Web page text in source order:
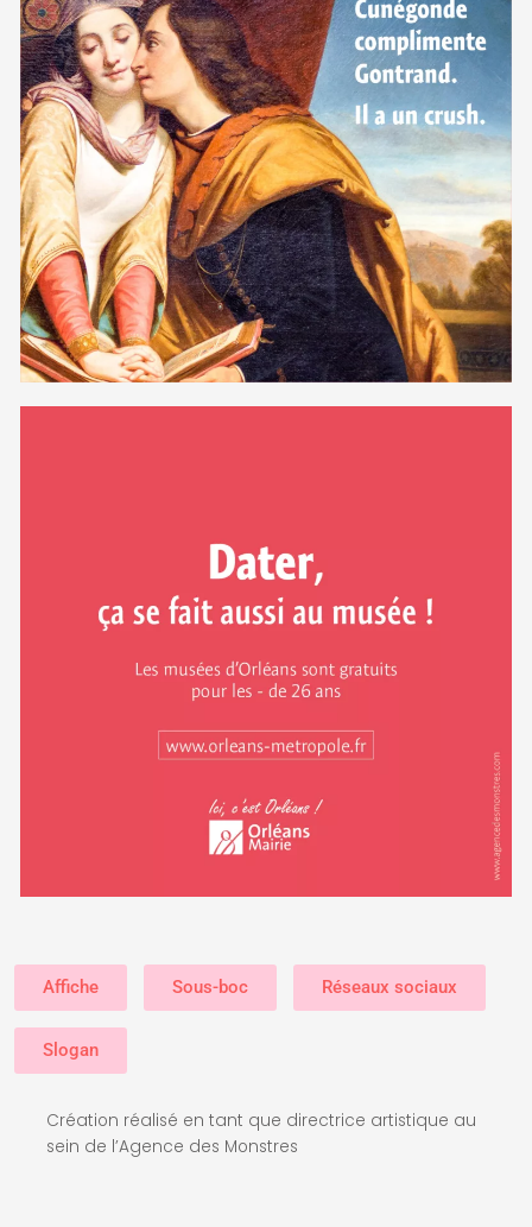
Affiche Sous-boc Réseaux sociaux
Slogan
Création réalisé en tant que directrice artistique au
sein de l’Agence des Monstres